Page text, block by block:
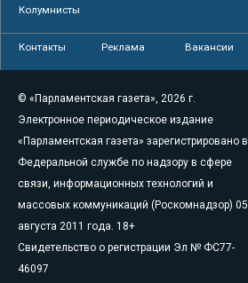
Колумнисты
Контакты Реклама Вакансии
© «Парламентская газета», 2026 г.
Электронное периодическое издание
«Парламентская газета» зарегистрировано в
Федеральной службе по надзору в сфере
связи, информационных технологий и
массовых коммуникаций (Роскомнадзор) 05
августа 2011 года. 18+
Свидетельство о регистрации Эл № ФС77-
46097